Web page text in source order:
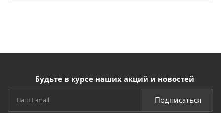
Будьте в курсе наших акций и новостей
Подписаться